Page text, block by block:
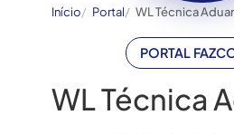
Início Portal WL Técnica
PORTAL
WL Técnica